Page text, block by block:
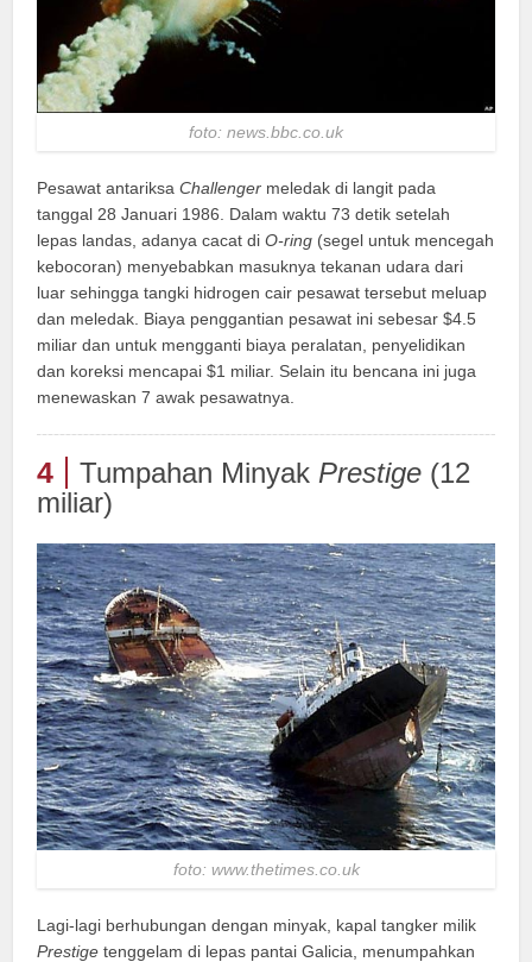
foto: news.bbc.co.uk
Pesawat antariksaChallenger meledak di langit pada
tanggal 28 Januari 1986. Dalam waktu 73 detik setelah
lepas landas, adanya cacat diO-ring (segel untuk mencegah
kebocoran) menyebabkan masuknya tekanan udara dari
luar sehingga tangki hidrogen cair pesawat tersebut meluap
dan meledak. Biaya penggantian pesawat ini sebesar $4.5
miliar dan untuk mengganti biaya peralatan, penyelidikan
dan koreksi mencapai $1 miliar. Selain itu bencana ini juga
menewaskan 7 awak pesawatnya.
4 Tumpahan Minyak Prestige (12
miliar)
foto: www.thetimes.co.uk
Lagi-lagi berhubungan dengan minyak, kapal tangker milik
Prestige tenggelam di lepas pantai Galicia, menumpahkan